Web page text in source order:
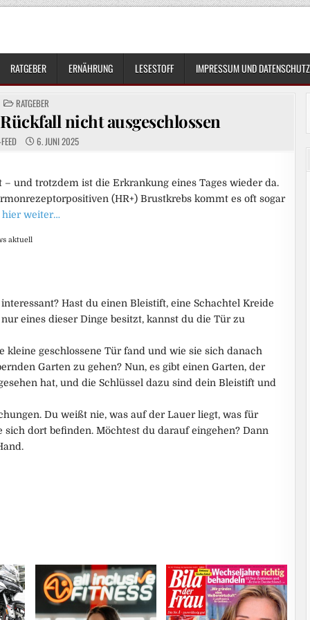
RATGEBER ERNÄHRUNG LESESTOFF IMPRESSUM UND DATENSCHUTZ
POSTED
IN
RATGEBER
nicht ausgeschlossen
6. JUNI 2025
und trotzdem ist die Erkrankung eines Tages wieder da.
(HR+) Brustkrebs kommt es oft sogar
hier weiter…
aktuell
Hast du einen Bleistift, eine Schachtel Kreide
eines dieser Dinge besitzt, kannst du die Tür zu
geschlossene Tür fand und wie sie sich danach
Garten zu gehen? Nun, es gibt einen Garten, der
hat, und die Schlüssel dazu sind dein Bleistift und
Du weißt nie, was auf der Lauer liegt, was für
dort befinden. Möchtest du darauf eingehen? Dann